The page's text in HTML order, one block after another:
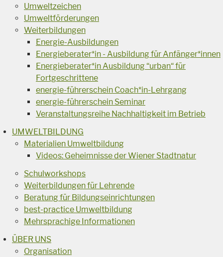
Umweltzeichen
Umweltförderungen
Weiterbildungen
Energie-Ausbildungen
Energieberater*in - Ausbildung für Anfänger*innen
Energieberater*in Ausbildung “urban“ für
Fortgeschrittene
energie-führerschein Coach*in-Lehrgang
energie-führerschein Seminar
Veranstaltungsreihe Nachhaltigkeit im Betrieb
UMWELTBILDUNG
Materialien Umweltbildung
Videos: Geheimnisse der Wiener Stadtnatur
Schulworkshops
Weiterbildungen für Lehrende
Beratung für Bildungseinrichtungen
best-practice Umweltbildung
Mehrsprachige Informationen
ÜBER UNS
Organisation